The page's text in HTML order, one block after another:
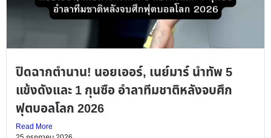
ปิดฉากตำนาน! นอยเออร์, เนย์มาร์ นำทัพ 5
แข้งดังและ 1 กุนซือ อำลาทีมชาติหลังจบศึก
ฟุตบอลโลก 2026
Read More